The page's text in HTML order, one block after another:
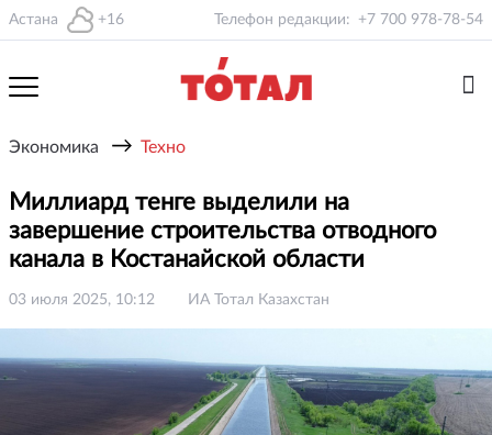
Астана +16 Телефон редакции: +7 700 978-78-54
Экономика → Техно
Миллиард тенге выделили на
завершение строительства отводного
канала в Костанайской области
03 июля 2025, 10:12 ИА Тотал Казахстан